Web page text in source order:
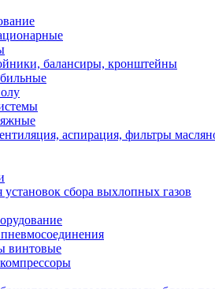
балансиры, кронштейны
аспирация, фильтры
установок сбора выхлопных газов
винтовые